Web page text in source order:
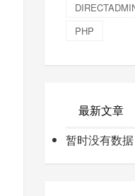
PHP
最新文章
暂时没有数据